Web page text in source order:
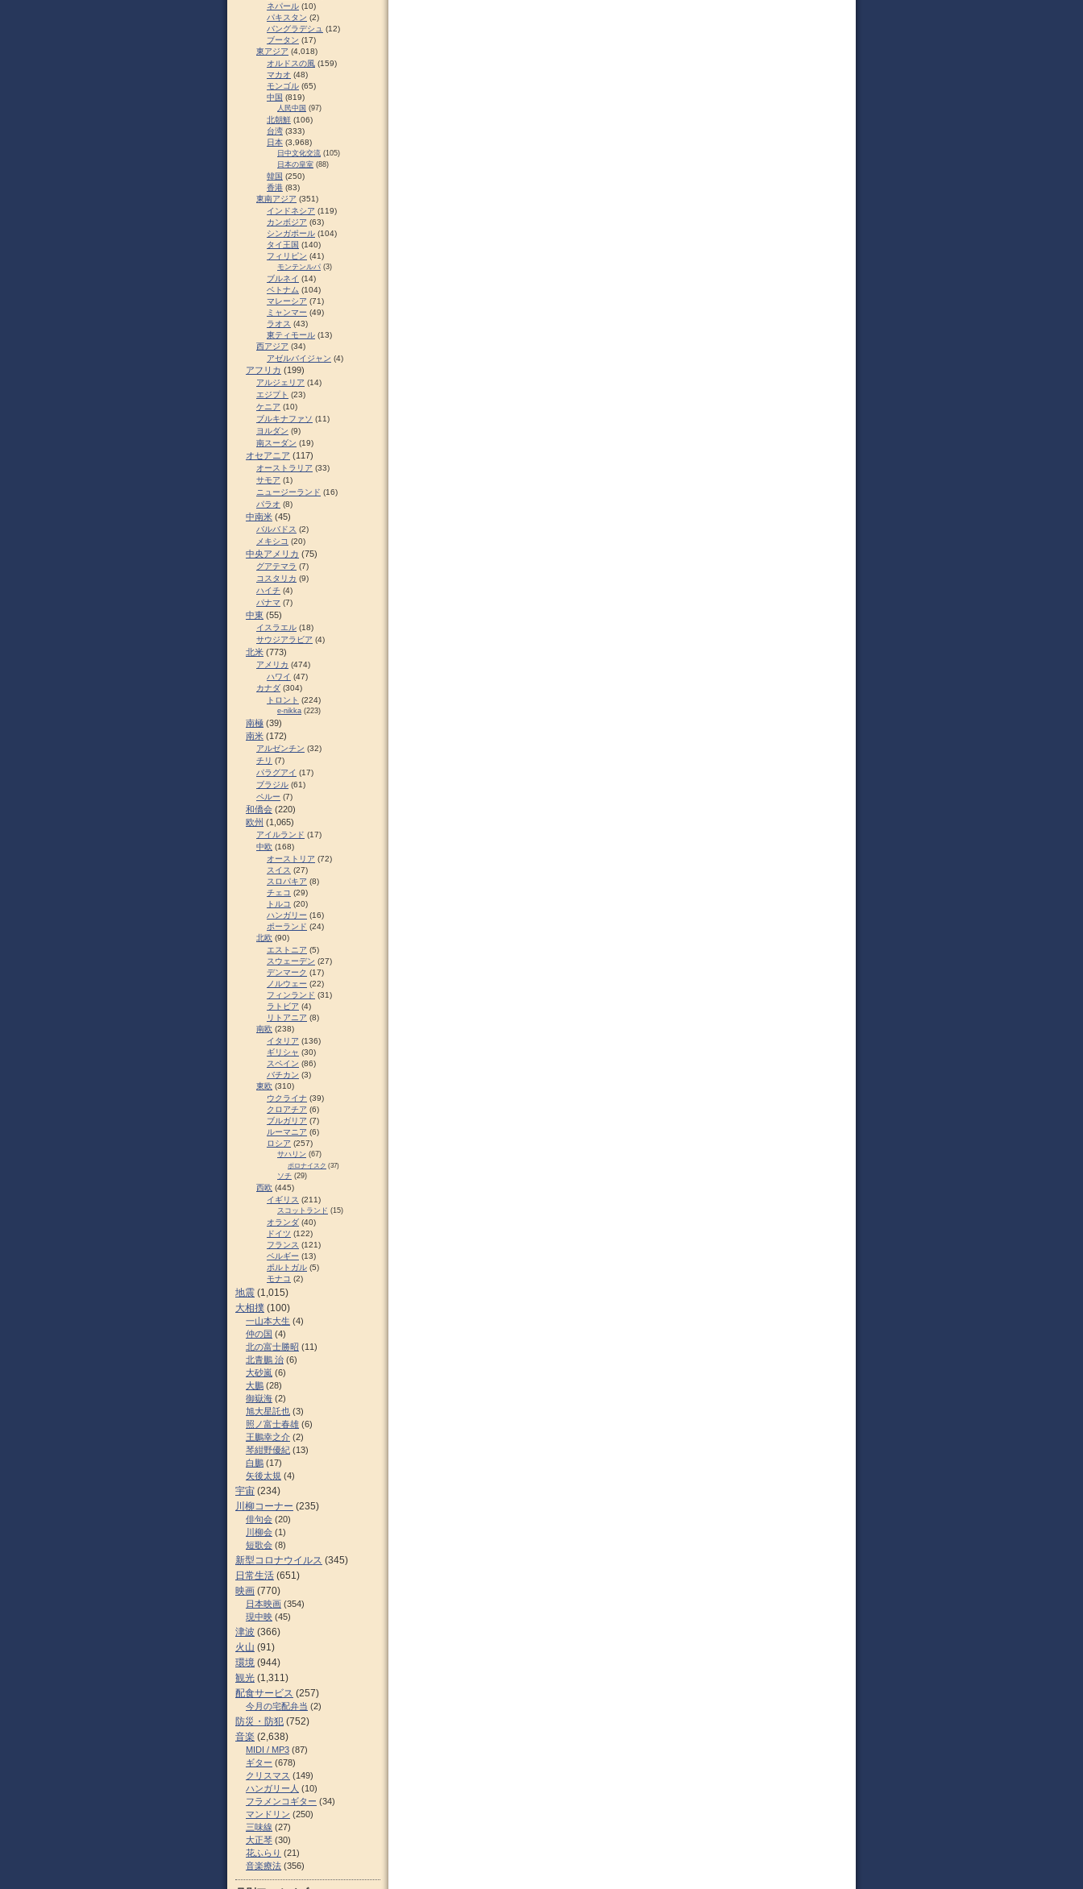
ネパール (10)
パキスタン (2)
バングラデシュ (12)
ブータン (17)
東アジア (4,018)
オルドスの風 (159)
マカオ (48)
モンゴル (65)
中国 (819)
人民中国 (97)
北朝鮮 (106)
台湾 (333)
日本 (3,968)
日中文化交流 (105)
日本の皇室 (88)
韓国 (250)
香港 (83)
東南アジア (351)
インドネシア (119)
カンボジア (63)
シンガポール (104)
タイ王国 (140)
フィリピン (41)
モンテンルパ (3)
ブルネイ (14)
ベトナム (104)
マレーシア (71)
ミャンマー (49)
ラオス (43)
東ティモール (13)
西アジア (34)
アゼルバイジャン (4)
アフリカ (199)
アルジェリア (14)
エジプト (23)
ケニア (10)
ブルキナファソ (11)
ヨルダン (9)
南スーダン (19)
オセアニア (117)
オーストラリア (33)
サモア (1)
ニュージーランド (16)
パラオ (8)
中南米 (45)
バルバドス (2)
メキシコ (20)
中央アメリカ (75)
グアテマラ (7)
コスタリカ (9)
ハイチ (4)
パナマ (7)
中東 (55)
イスラエル (18)
サウジアラビア (4)
北米 (773)
アメリカ (474)
ハワイ (47)
カナダ (304)
トロント (224)
e-nikka (223)
南極 (39)
南米 (172)
アルゼンチン (32)
チリ (7)
パラグアイ (17)
ブラジル (61)
ペルー (7)
和僑会 (220)
欧州 (1,065)
アイルランド (17)
中欧 (168)
オーストリア (72)
スイス (27)
スロパキア (8)
チェコ (29)
トルコ (20)
ハンガリー (16)
ポーランド (24)
北欧 (90)
エストニア (5)
スウェーデン (27)
デンマーク (17)
ノルウェー (22)
フィンランド (31)
ラトビア (4)
リトアニア (8)
南欧 (238)
イタリア (136)
ギリシャ (30)
スペイン (86)
バチカン (3)
東欧 (310)
ウクライナ (39)
クロアチア (6)
ブルガリア (7)
ルーマニア (6)
ロシア (257)
サハリン (67)
ポロナイスク (37)
ソチ (29)
西欧 (445)
イギリス (211)
スコットランド (15)
オランダ (40)
ドイツ (122)
フランス (121)
ベルギー (13)
ポルトガル (5)
モナコ (2)
地震 (1,015)
大相撲 (100)
一山本大生 (4)
仲の国 (4)
北の富士勝昭 (11)
北青鵬 治 (6)
大砂嵐 (6)
大鵬 (28)
御嶽海 (2)
旭大星託也 (3)
照ノ富士春雄 (6)
王鵬幸之介 (2)
琴紺野優紀 (13)
白鵬 (17)
矢後太規 (4)
宇宙 (234)
川柳コーナー (235)
俳句会 (20)
川柳会 (1)
短歌会 (8)
新型コロナウイルス (345)
日常生活 (651)
映画 (770)
日本映画 (354)
現中映 (45)
津波 (366)
火山 (91)
環境 (944)
観光 (1,311)
配食サービス (257)
今月の宅配弁当 (2)
防災・防犯 (752)
音楽 (2,638)
MIDI / MP3 (87)
ギター (678)
クリスマス (149)
ハンガリー人 (10)
フラメンコギター (34)
マンドリン (250)
三味線 (27)
大正琴 (30)
花ふらり (21)
音楽療法 (356)